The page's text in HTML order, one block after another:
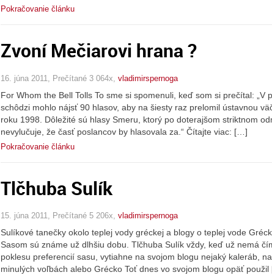
Pokračovanie článku
Zvoní Mečiarovi hrana ?
16. júna 2011, Prečítané 3 064x, vladimirspernoga
For Whom the Bell Tolls To sme si spomenuli, keď som si prečítal: „V
schôdzi mohlo nájsť 90 hlasov, aby na šiesty raz prelomil ústavnou
roku 1998. Dôležité sú hlasy Smeru, ktorý po doterajšom striktnom
nevylučuje, že časť poslancov by hlasovala za.“ Čítajte viac: […]
Pokračovanie článku
Tlčhuba Sulík
15. júna 2011, Prečítané 5 206x, vladimirspernoga
Sulíkové tanečky okolo teplej vody gréckej a blogy o teplej vode
Sasom sú známe už dlhšiu dobu. Tlčhuba Sulík vždy, keď už nemá
poklesu preferencií sasu, vytiahne na svojom blogu nejaký kaleráb,
minulých voľbách alebo Grécko Toť dnes vo svojom blogu opäť